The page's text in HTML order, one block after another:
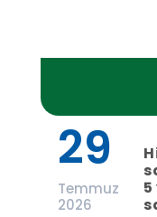
29
Temmuz
2026